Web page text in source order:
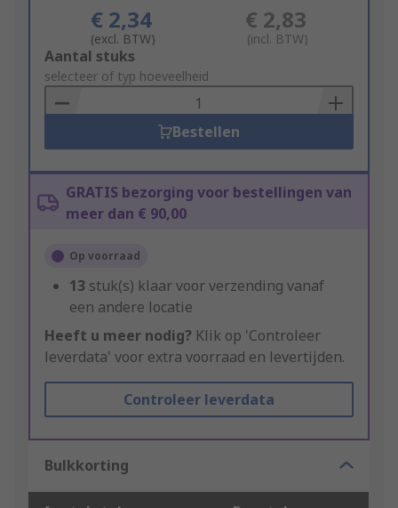
€ 2,34
(excl. BTW)
€ 2,83
(incl. BTW)
Add
to
Basket
Aantal stuks
selecteer of typ hoeveelheid
Bestellen
GRATIS bezorging voor bestellingen van
meer dan € 90,00
Op voorraad
13 stuk(s) klaar voor verzending vanaf
een andere locatie
Heeft u meer nodig? Klik op 'Controleer
leverdata' voor extra voorraad en levertijden.
Controleer leverdata
Bulkkorting